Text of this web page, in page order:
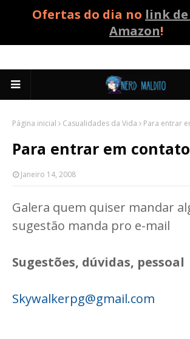
Ofertas do dia no link
Amazon!
Página inicial Casualidades da Vida Para entrar
Para entrar em contato
Janeiro 14, 2008
Galera quem quiser mandar
sugestão manda pro e-mail
Sugestões, dúvidas, pessoal
Skywalkerpg@gmail.com